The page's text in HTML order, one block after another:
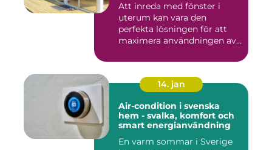
Att inreda med fönster i
uterum kan vara den
perfekta lösningen för att
maximera användningen av
14. jan
Air-condition i svenska
hem - svalka, komfort och
smart energianvändning
En varm sommar i Sverige